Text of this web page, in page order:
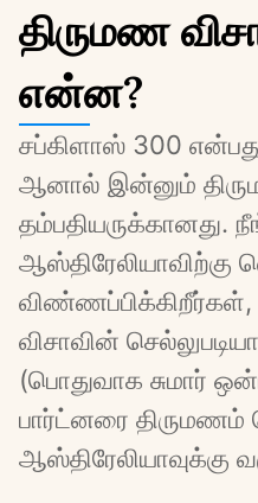
திருமண
என்ன?
சப்கிளாஸ் 300
ஆனால் இன்னும்
தம்பதியருக்கானது.
ஆஸ்திரேலியாவிற்கு
விண்ணப்பிக்கிறீர்கள்,
விசாவின்
(பொதுவாக சுமார்
பார்ட்னரை திருமணம்
ஆஸ்திரேலியாவுக்கு